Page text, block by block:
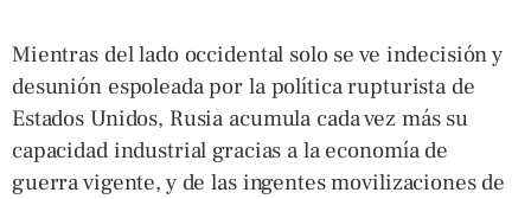
Mientras del lado occidental solo se ve indecisión y
desunión espoleada por la política rupturista de
Estados Unidos, Rusia acumula cada vez más su
capacidad industrial gracias a la economía de
guerra vigente, y de las ingentes movilizaciones de